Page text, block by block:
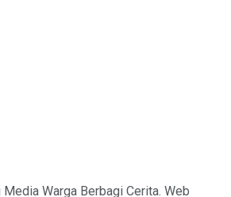
Warga Berbagi Cerita. Web